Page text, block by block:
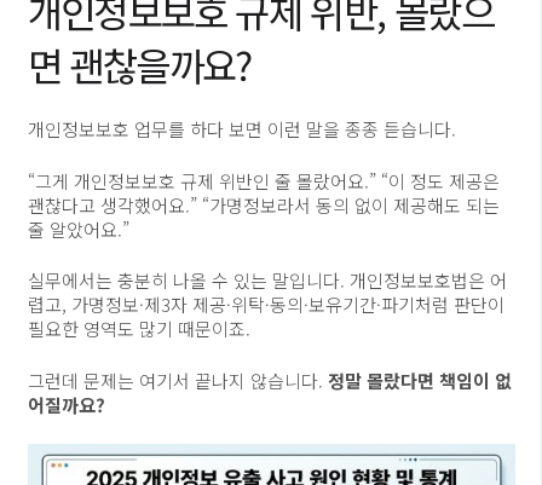
면 괜찮을까요?
개인정보보호 업무를 하다 보면 이런 말을 종종 듣습니다.
“그게 개인정보보호 규제 위반인 줄 몰랐어요.” “이 정도 제공은
괜찮다고 생각했어요.” “가명정보라서 동의 없이 제공해도 되는
줄 알았어요.”
실무에서는 충분히 나올 수 있는 말입니다. 개인정보보호법은 어
렵고, 가명정보·제3자 제공·위탁·동의·보유기간·파기처럼 판단이
필요한 영역도 많기 때문이죠.
그런데 문제는 여기서 끝나지 않습니다. 정말 몰랐다면 책임이 없
어질까요?